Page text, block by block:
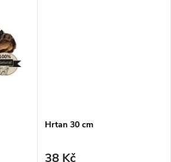
Hrtan 30 cm
38 Kč